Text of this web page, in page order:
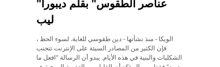
"عناصر الطقوس" بقلم ديبورا
ليب
الويكا - منذ نشأتها - دين طقوسي للغاية. لسوء الحظ ،
فإن الكثير من المصادر السيئة على الإنترنت تتجنب
الشكليات والبنية في هذه الأيام. يبدو أن الرسالة "افعل ما